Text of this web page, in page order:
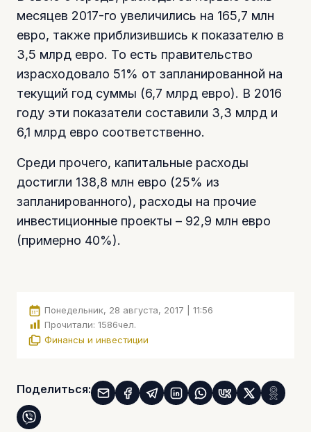
месяцев 2017-го увеличились на 165,7 млн
евро, также приблизившись к показателю в
3,5 млрд евро. То есть правительство
израсходовало 51% от запланированной на
текущий год суммы (6,7 млрд евро). В 2016
году эти показатели составили 3,3 млрд и
6,1 млрд евро соответственно.
Среди прочего, капитальные расходы
достигли 138,8 млн евро (25% из
запланированного), расходы на прочие
инвестиционные проекты – 92,9 млн евро
(примерно 40%).
Понедельник, 28 августа, 2017 | 11:56
Прочитали: 1586чел.
Финансы и инвестиции
Поделиться: